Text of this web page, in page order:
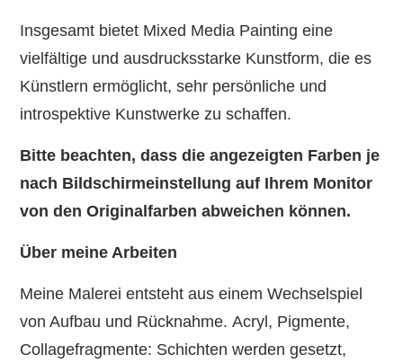
Insgesamt bietet Mixed Media Painting eine
vielfältige und ausdrucksstarke Kunstform, die es
Künstlern ermöglicht, sehr persönliche und
introspektive Kunstwerke zu schaffen.
Bitte beachten, dass die angezeigten Farben je
nach Bildschirmeinstellung auf Ihrem Monitor
von den Originalfarben abweichen können.
Über meine Arbeiten
Meine Malerei entsteht aus einem Wechselspiel
von Aufbau und Rücknahme. Acryl, Pigmente,
Collagefragmente: Schichten werden gesetzt,